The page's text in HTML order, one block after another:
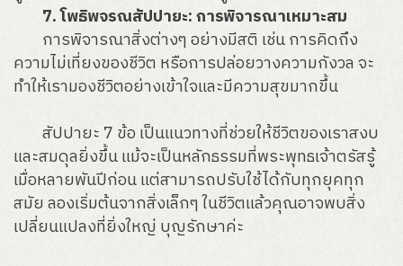
7. โพธิพจรณสัปปายะ: การพิจารณาเหมาะสม
การพิจารณาสิ่งต่างๆ อย่างมีสติ เช่น การคิดถึง
ความไม่เที่ยงของชีวิต หรือการปล่อยวางความกังวล จะ
ทำให้เรามองชีวิตอย่างเข้าใจและมีความสุขมากขึ้น
สัปปายะ 7 ข้อ เป็นแนวทางที่ช่วยให้ชีวิตของเราสงบ
และสมดุลยิ่งขึ้น แม้จะเป็นหลักธรรมที่พระพุทธเจ้าตรัสรู้
เมื่อหลายพันปีก่อน แต่สามารถปรับใช้ได้กับทุกยุคทุก
สมัย ลองเริ่มต้นจากสิ่งเล็กๆ ในชีวิตแล้วคุณอาจพบสิ่ง
เปลี่ยนแปลงที่ยิ่งใหญ่ บุญรักษาค่ะ